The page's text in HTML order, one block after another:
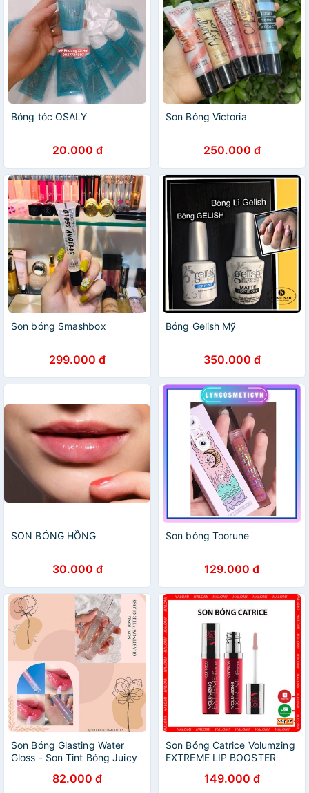
Bóng tóc OSALY
20.000 đ
Son Bóng Victoria
250.000 đ
Son bóng Smashbox
299.000 đ
Bóng Gelish Mỹ
350.000 đ
SON BÓNG HỒNG
30.000 đ
Son bóng Toorune
129.000 đ
Son Bóng Glasting Water
Gloss - Son Tint Bóng Juicy
82.000 đ
Son Bóng Catrice Volumzing
EXTREME LIP BOOSTER
149.000 đ